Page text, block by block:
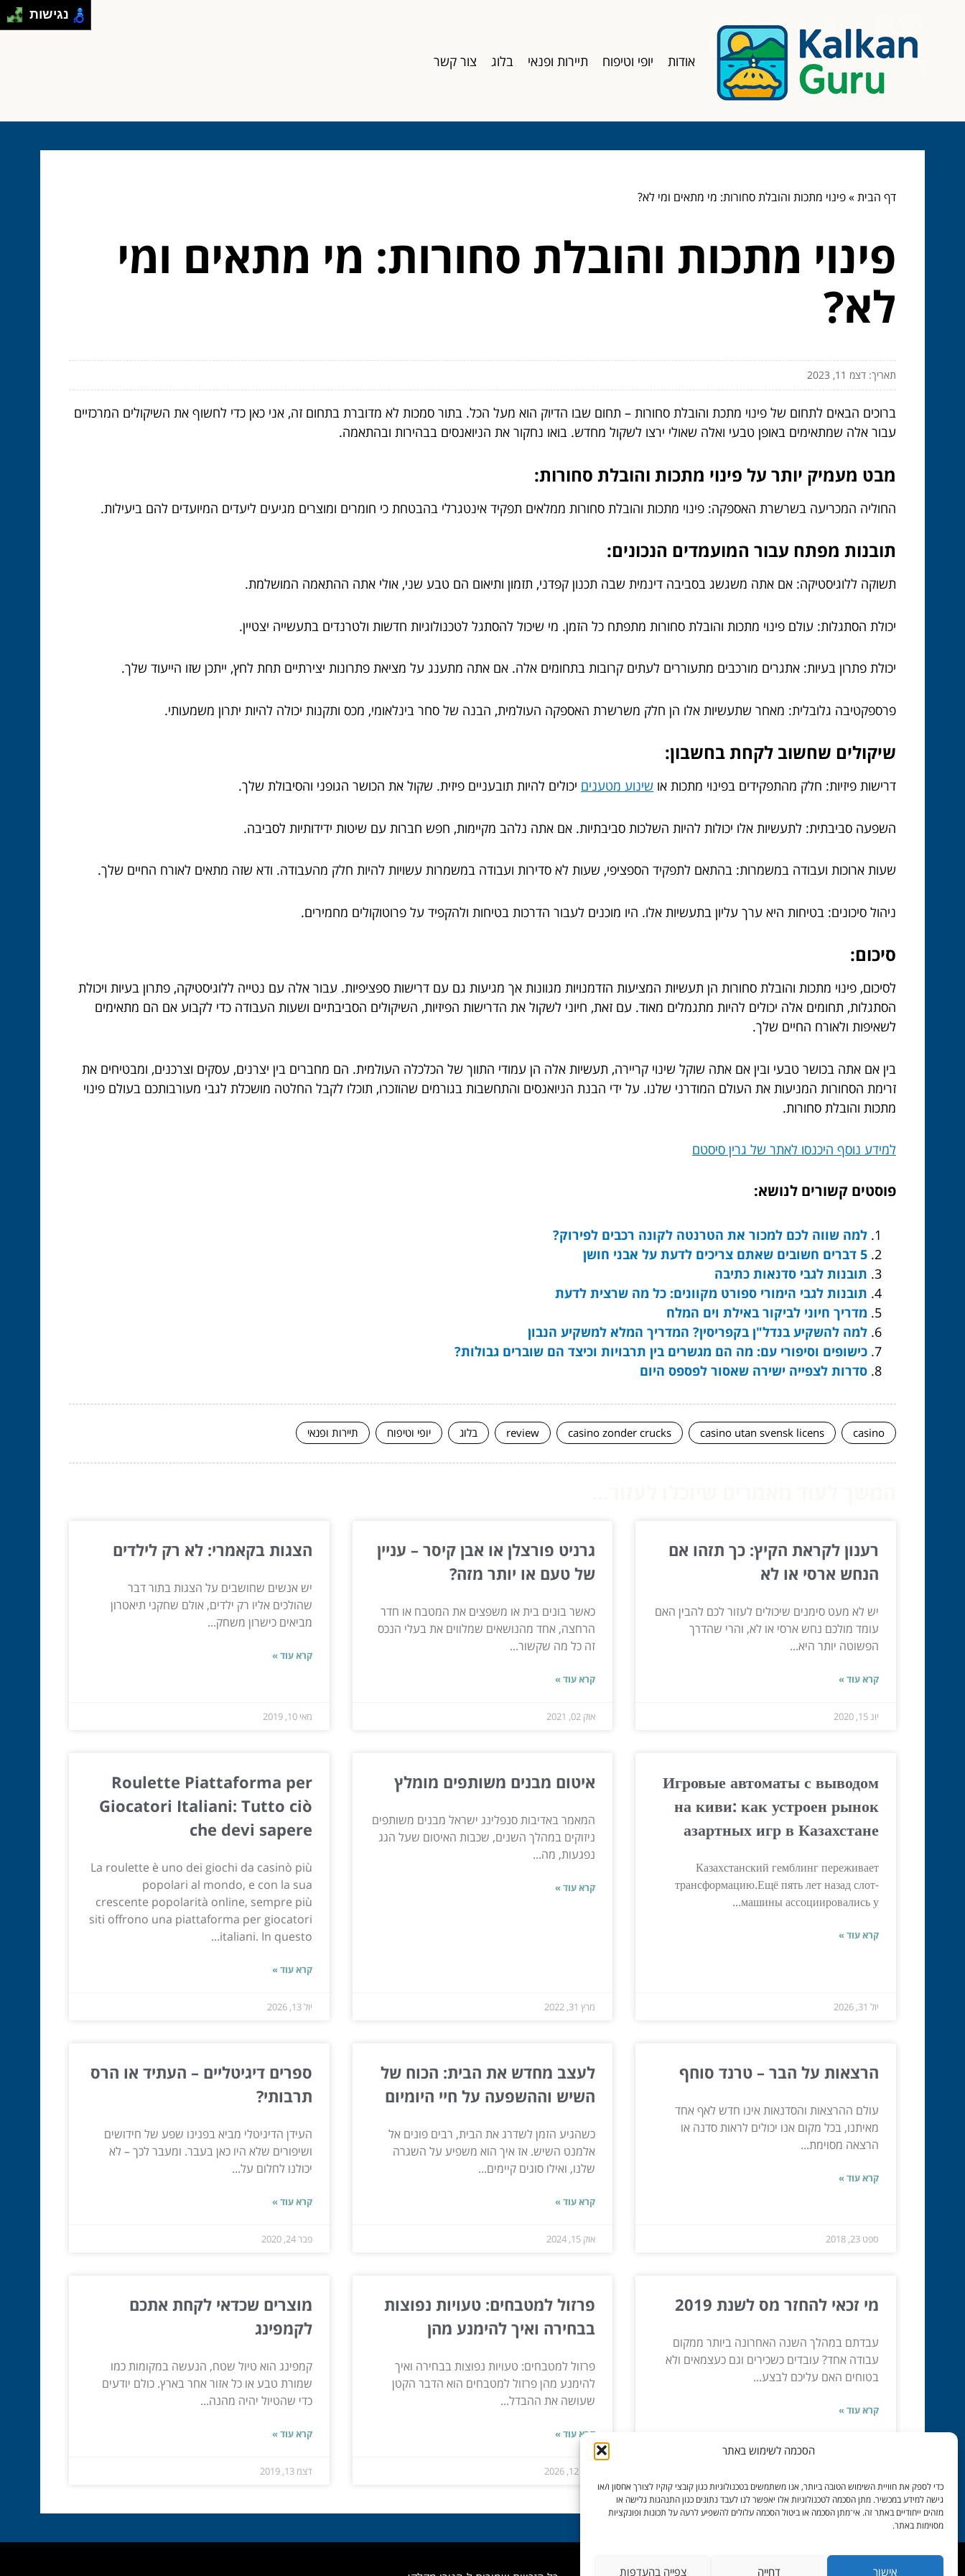
הסכמה לשימוש באתר
כדי לספק את חוויית השימוש הטובה ביותר, אנו משתמשים בטכנולוגיות כגון קובצי קוקיז לצורך אחסון ו/או
גישה למידע במכשיר. מתן הסכמה לטכנולוגיות אלו יאפשר לנו לעבד נתונים כגון התנהגות גלישה או
מזהים ייחודיים באתר זה. אי־מתן הסכמה או ביטול הסכמה עלולים להשפיע לרעה על תכונות ופונקציות
מסוימות באתר.
אישור דחייה צפייה בהעדפות
אודות יופי וטיפוח תיירות ופנאי בלוג צור קשר
דף הבית»פינוי מתכות והובלת סחורות: מי מתאים ומי לא?
פינוי מתכות והובלת סחורות: מי מתאים ומי
לא?
תאריך: דצמ 11, 2023
ברוכים הבאים לתחום של פינוי מתכת והובלת סחורות – תחום שבו הדיוק הוא מעל הכל. בתור סמכות לא מדוברת בתחום זה, אני כאן כדי לחשוף את השיקולים המרכזיים
עבור אלה שמתאימים באופן טבעי ואלה שאולי ירצו לשקול מחדש. בואו נחקור את הניואנסים בבהירות ובהתאמה.
מבט מעמיק יותר על פינוי מתכות והובלת סחורות:
החוליה המכריעה בשרשרת האספקה: פינוי מתכות והובלת סחורות ממלאים תפקיד אינטגרלי בהבטחת כי חומרים ומוצרים מגיעים ליעדים המיועדים להם ביעילות.
תובנות מפתח עבור המועמדים הנכונים:
תשוקה ללוגיסטיקה: אם אתה משגשג בסביבה דינמית שבה תכנון קפדני, תזמון ותיאום הם טבע שני, אולי אתה ההתאמה המושלמת.
יכולת הסתגלות: עולם פינוי מתכות והובלת סחורות מתפתח כל הזמן. מי שיכול להסתגל לטכנולוגיות חדשות ולטרנדים בתעשייה יצטיין.
יכולת פתרון בעיות: אתגרים מורכבים מתעוררים לעתים קרובות בתחומים אלה. אם אתה מתענג על מציאת פתרונות יצירתיים תחת לחץ, ייתכן שזו הייעוד שלך.
פרספקטיבה גלובלית: מאחר שתעשיות אלו הן חלק משרשרת האספקה העולמית, הבנה של סחר בינלאומי, מכס ותקנות יכולה להיות יתרון משמעותי.
שיקולים שחשוב לקחת בחשבון:
דרישות פיזיות: חלק מהתפקידים בפינוי מתכות או שינוע מטענים יכולים להיות תובעניים פיזית. שקול את הכושר הגופני והסיבולת שלך.
השפעה סביבתית: לתעשיות אלו יכולות להיות השלכות סביבתיות. אם אתה נלהב מקיימות, חפש חברות עם שיטות ידידותיות לסביבה.
שעות ארוכות ועבודה במשמרות: בהתאם לתפקיד הספציפי, שעות לא סדירות ועבודה במשמרות עשויות להיות חלק מהעבודה. ודא שזה מתאים לאורח החיים שלך.
ניהול סיכונים: בטיחות היא ערך עליון בתעשיות אלו. היו מוכנים לעבור הדרכות בטיחות ולהקפיד על פרוטוקולים מחמירים.
סיכום:
לסיכום, פינוי מתכות והובלת סחורות הן תעשיות המציעות הזדמנויות מגוונות אך מגיעות גם עם דרישות ספציפיות. עבור אלה עם נטייה ללוגיסטיקה, פתרון בעיות ויכולת
הסתגלות, תחומים אלה יכולים להיות מתגמלים מאוד. עם זאת, חיוני לשקול את הדרישות הפיזיות, השיקולים הסביבתיים ושעות העבודה כדי לקבוע אם הם מתאימים
לשאיפות ולאורח החיים שלך.
בין אם אתה בכושר טבעי ובין אם אתה שוקל שינוי קריירה, תעשיות אלה הן עמודי התווך של הכלכלה העולמית. הם מחברים בין יצרנים, עסקים וצרכנים, ומבטיחים את
זרימת הסחורות המניעות את העולם המודרני שלנו. על ידי הבנת הניואנסים והתחשבות בגורמים שהוזכרו, תוכלו לקבל החלטה מושכלת לגבי מעורבותכם בעולם פינוי
מתכות והובלת סחורות.
למידע נוסף היכנסו לאתר של גרין סיסטם
פוסטים קשורים לנושא:
למה שווה לכם למכור את הטרנטה לקונה רכבים לפירוק?
5 דברים חשובים שאתם צריכים לדעת על אבני חושן
תובנות לגבי סדנאות כתיבה
תובנות לגבי הימורי ספורט מקוונים: כל מה שרצית לדעת
מדריך חיוני לביקור באילת וים המלח
למה להשקיע בנדל"ן בקפריסין? המדריך המלא למשקיע הנבון
כישופים וסיפורי עם: מה הם מגשרים בין תרבויות וכיצד הם שוברים גבולות?
סדרות לצפייה ישירה שאסור לפספס היום
casino
casino utan svensk licens
casino zonder crucks
review בלוג יופי וטיפוח תיירות ופנאי
רענון לקראת הקיץ: כך תזהו אם
הנחש ארסי או לא
יש לא מעט סימנים שיכולים לעזור לכם להבין האם
עומד מולכם נחש ארסי או לא, והרי שהדרך
הפשוטה יותר היא...
קרא עוד »
יונ 15, 2020
גרניט פורצלן או אבן קיסר – עניין
של טעם או יותר מזה?
כאשר בונים בית או משפצים את המטבח או חדר
הרחצה, אחד מהנושאים שמלווים את בעלי הנכס
זה כל מה שקשור...
קרא עוד »
אוק 02, 2021
הצגות בקאמרי: לא רק לילדים
יש אנשים שחושבים על הצגות בתור דבר
שהולכים אליו רק ילדים, אולם שחקני תיאטרון
מביאים כישרון משחק...
קרא עוד »
מאי 10, 2019
Игровые автоматы с выводом
на киви: как устроен рынок
азартных игр в Казахстане
Казахстанский гемблинг переживает
трансформацию.Ещё пять лет назад слот-
машины ассоциировались у...
קרא עוד »
יול 31, 2026
איטום מבנים משותפים מומלץ
המאמר באדיבות סנפלינג ישראל מבנים משותפים
ניזוקים במהלך השנים, שכבות האיטום שעל הגג
נפגעות, מה...
קרא עוד »
מרץ 31, 2022
Roulette Piattaforma per
Giocatori Italiani: Tutto ciò
che devi sapere
La roulette è uno dei giochi da casinò più
popolari al mondo, e con la sua
crescente popolarità online, sempre più
siti offrono una piattaforma per giocatori
italiani. In questo...
קרא עוד »
יול 13, 2026
הרצאות על הבר – טרנד סוחף
עולם ההרצאות והסדנאות אינו חדש לאף אחד
מאיתנו, בכל מקום אנו יכולים לראות סדנה או
הרצאה מסוימת...
קרא עוד »
ספט 23, 2018
לעצב מחדש את הבית: הכוח של
השיש וההשפעה על חיי היומיום
כשהגיע הזמן לשדרג את הבית, רבים פונים אל
אלמנט השיש. אז איך הוא משפיע על השגרה
שלנו, ואילו סוגים קיימים...
קרא עוד »
אוק 15, 2024
ספרים דיגיטליים – העתיד או הרס
תרבותי?
העידן הדיגיטלי מביא בפנינו שפע של חידושים
ושיפורים שלא היו כאן בעבר. ומעבר לכך – לא
יכולנו לחלום על...
קרא עוד »
פבר 24, 2020
מי זכאי להחזר מס לשנת 2019
עבדתם במהלך השנה האחרונה ביותר ממקום
עבודה אחד? עובדים כשכירים וגם כעצמאים ולא
בטוחים האם עליכם לבצע...
קרא עוד »
פרזול למטבחים: טעויות נפוצות
בבחירה ואיך להימנע מהן
פרזול למטבחים: טעויות נפוצות בבחירה ואיך
להימנע מהן פרזול למטבחים הוא הדבר הקטן
שעושה את ההבדל...
קרא עוד »
מוצרים שכדאי לקחת אתכם
לקמפינג
קמפינג הוא טיול שטח, הנעשה במקומות כמו
שמורת טבע או כל אזור אחר בארץ. כולם יודעים
כדי שהטיול יהיה מהנה...
קרא עוד »
דצמ 13, 2019
נגישות